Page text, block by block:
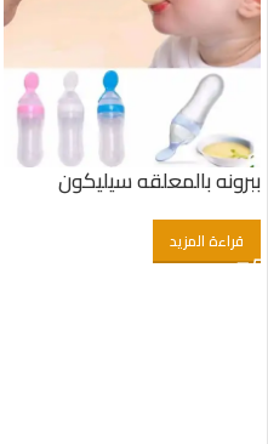
ببرونه بالمعلقه سيليكون
قراءة المزيد